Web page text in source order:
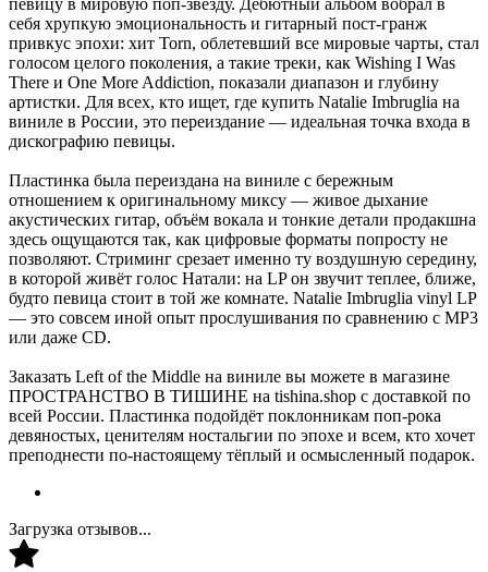
себя хрупкую эмоциональность и гитарный пост-гранж
привкус эпохи: хит Torn, облетевший все мировые чарты, стал
голосом целого поколения, а такие треки, как Wishing I Was
There и One More Addiction, показали диапазон и глубину
артистки. Для всех, кто ищет, где купить Natalie Imbruglia на
виниле в России, это переиздание — идеальная точка входа в
дискографию певицы.
Пластинка была переиздана на виниле с бережным
отношением к оригинальному миксу — живое дыхание
акустических гитар, объём вокала и тонкие детали продакшна
здесь ощущаются так, как цифровые форматы попросту не
позволяют. Стриминг срезает именно ту воздушную середину,
в которой живёт голос Натали: на LP он звучит теплее, ближе,
будто певица стоит в той же комнате. Natalie Imbruglia vinyl LP
— это совсем иной опыт прослушивания по сравнению с MP3
или даже CD.
Заказать Left of the Middle на виниле вы можете в магазине
ПРОСТРАНСТВО В ТИШИНЕ на tishina.shop с доставкой по
всей России. Пластинка подойдёт поклонникам поп-рока
девяностых, ценителям ностальгии по эпохе и всем, кто хочет
преподнести по-настоящему тёплый и осмысленный подарок.
Загрузка отзывов...